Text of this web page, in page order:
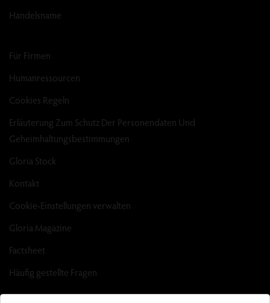
Handelsname
Für Firmen
Humanressourcen
Cookies Regeln
Erläuterung Zum Schutz Der Personendaten Und
Geheimhaltungsbestimmungen
Gloria Stock
Kontakt
Cookie-Einstellungen verwalten
Gloria Magazine
Factsheet
Häufig gestellte Fragen